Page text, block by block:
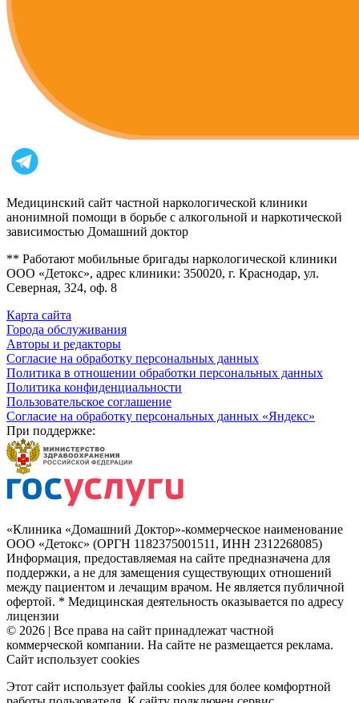
Медицинский сайт частной наркологической клиники
анонимной помощи в борьбе с алкогольной и наркотической
зависимостью Домашний доктор
** Работают мобильные бригады наркологической клиники
ООО «Детокс», адрес клиники: 350020, г. Краснодар, ул.
Северная, 324, оф. 8
Карта сайта
Города обслуживания
Авторы и редакторы
Согласие на обработку персональных данных
Политика в отношении обработки персональных данных
Политика конфиденциальности
Пользовательское соглашение
Согласие на обработку персональных данных «Яндекс»
При поддержке:
«Клиника «Домашний Доктор»-коммерческое наименование
ООО «Детокс» (ОРГН 1182375001511, ИНН 2312268085)
Информация, предоставляемая на сайте предназначена для
поддержки, а не для замещения существующих отношений
между пациентом и лечащим врачом. Не является публичной
офертой. * Медицинская деятельность оказывается по адресу
лицензии
© 2026 | Все права на сайт принадлежат частной
коммерческой компании. На сайте не размещается реклама.
Сайт использует cookies
Этот сайт использует файлы cookies для более комфортной